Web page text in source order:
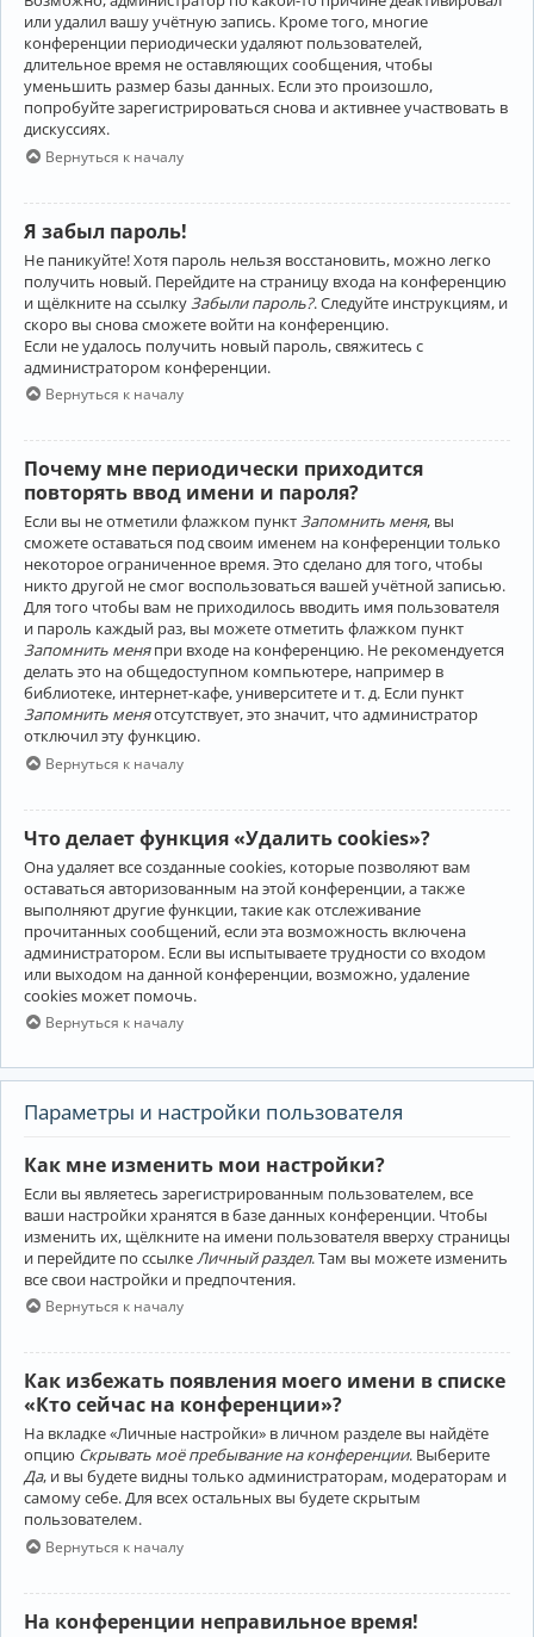
или удалил вашу учётную запись. Кроме того, многие
конференции периодически удаляют пользователей,
длительное время не оставляющих сообщения, чтобы
уменьшить размер базы данных. Если это произошло,
попробуйте зарегистрироваться снова и активнее участвовать в
дискуссиях.
Вернуться к началу
Я забыл пароль!
Не паникуйте! Хотя пароль нельзя восстановить, можно легко
получить новый. Перейдите на страницу входа на конференцию
и щёлкните на ссылку Забыли пароль?. Следуйте инструкциям, и
скоро вы снова сможете войти на конференцию.
Если не удалось получить новый пароль, свяжитесь с
администратором конференции.
Вернуться к началу
Почему мне периодически приходится
повторять ввод имени и пароля?
Если вы не отметили флажком пунктЗапомнить меня, вы
сможете оставаться под своим именем на конференции только
некоторое ограниченное время. Это сделано для того, чтобы
никто другой не смог воспользоваться вашей учётной записью.
Для того чтобы вам не приходилось вводить имя пользователя
и пароль каждый раз, вы можете отметить флажком пункт
Запомнить меняпри входе на конференцию. Не рекомендуется
делать это на общедоступном компьютере, например в
библиотеке, интернет-кафе, университете и т. д. Если пункт
Запомнить меняотсутствует, это значит, что администратор
отключил эту функцию.
Вернуться к началу
Что делает функция «Удалить cookies»?
Она удаляет все созданные cookies, которые позволяют вам
оставаться авторизованным на этой конференции, а также
выполняют другие функции, такие как отслеживание
прочитанных сообщений, если эта возможность включена
администратором. Если вы испытываете трудности со входом
или выходом на данной конференции, возможно, удаление
cookies может помочь.
Вернуться к началу
Параметры и настройки пользователя
Как мне изменить мои настройки?
Если вы являетесь зарегистрированным пользователем, все
ваши настройки хранятся в базе данных конференции. Чтобы
изменить их, щёлкните на имени пользователя вверху страницы
и перейдите по ссылке Личный раздел. Там вы можете изменить
все свои настройки и предпочтения.
Вернуться к началу
Как избежать появления моего имени в списке
«Кто сейчас на конференции»?
На вкладке «Личные настройки» в личном разделе вы найдёте
опцию Скрывать моё пребывание на конференции. Выберите
Да, и вы будете видны только администраторам, модераторам и
самому себе. Для всех остальных вы будете скрытым
пользователем.
Вернуться к началу
На конференции неправильное время!